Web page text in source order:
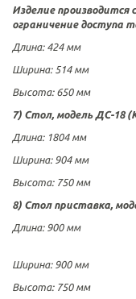
Изделие производится
ограничение доступа
Длина: 424 мм
Ширина: 514 мм
Высота: 650 мм
7) Стол, модель ДС-18
Длина: 1804 мм
Ширина: 904 мм
Высота: 750 мм
8) Стол приставка,
Длина: 900 мм
Ширина: 900 мм
Высота: 750 мм